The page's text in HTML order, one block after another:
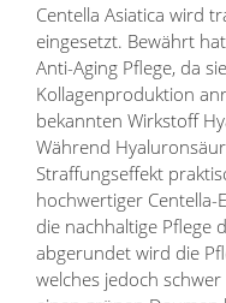
Centella Asiatica wird
eingesetzt. Bewährt
Anti-Aging Pflege, da
Kollagenproduktion
bekannten Wirkstoff
Während
Straffungseffekt
hochwertiger Centella-
die nachhaltige Pflege
abgerundet wird die
welches jedoch